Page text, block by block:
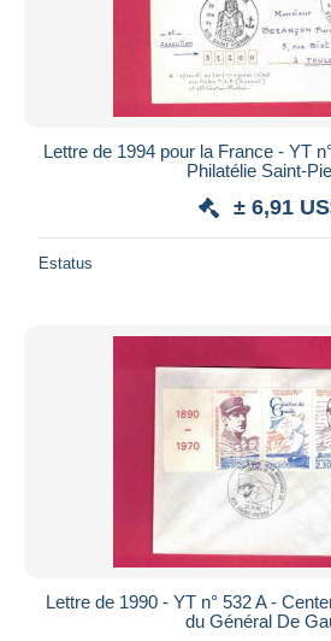
Aplicar
Lettre de 1994 pour la France - YT
Philatélie Saint-
± 6,91
Estatus
Lettre de 1990 - YT n° 532 A -
du Général De